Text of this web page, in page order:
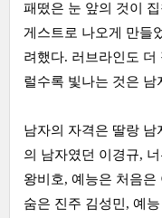
패떴은 눈 앞의 것이
게스트로 나오게 만들
려했다. 러브라인도 더
럴수록 빛나는 것은 남
남자의 자격은 딸랑 남
의 남자였던 이경규,
왕비호, 예능은 처음
숨은 진주 김성민, 예